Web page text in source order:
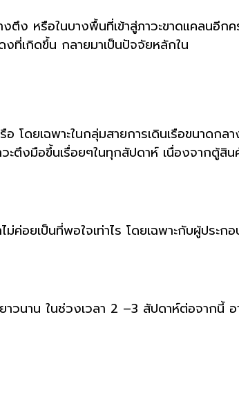
ตึง หรือในบางพื้นที่เข้าสู่ภาวะขาดแคลนอีก
ที่เกิดขึ้น กลายมาเป็นปัจจัยหลักใน
โดยเฉพาะในกลุ่มสายการเดินเรือขนาดก
ะตึงมือขึ้นเรื่อยๆในทุกสัปดาห์ เนื่องจากตู้สิ
ยเป็นที่พอใจเท่าไร โดยเฉพาะกับผู้ประกอ
วนาน ในช่วงเวลา 2 –3 สัปดาห์ต่อจากนี้